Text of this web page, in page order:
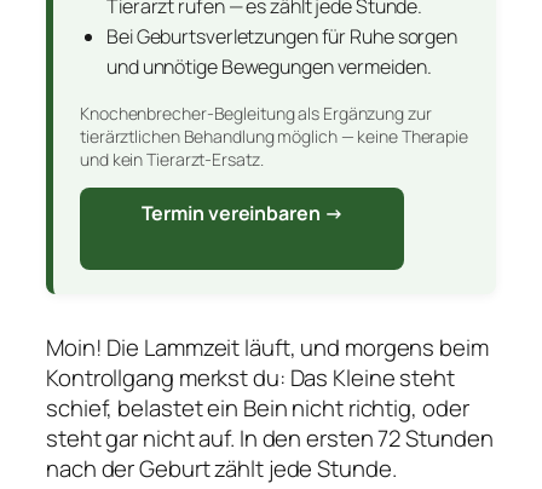
Tierarzt rufen — es zählt jede Stunde.
Bei Geburtsverletzungen für Ruhe sorgen
und unnötige Bewegungen vermeiden.
Knochenbrecher-Begleitung als Ergänzung zur
tierärztlichen Behandlung möglich — keine Therapie
und kein Tierarzt-Ersatz.
Termin vereinbaren →
Moin! Die Lammzeit läuft, und morgens beim
Kontrollgang merkst du: Das Kleine steht
schief, belastet ein Bein nicht richtig, oder
steht gar nicht auf. In den ersten 72 Stunden
nach der Geburt zählt jede Stunde.